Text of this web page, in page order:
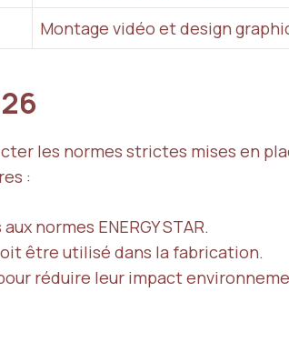
Montage vidéo et design
les normes strictes mises en
:
normes ENERGY STAR.
être utilisé dans la fabrication.
réduire leur impact